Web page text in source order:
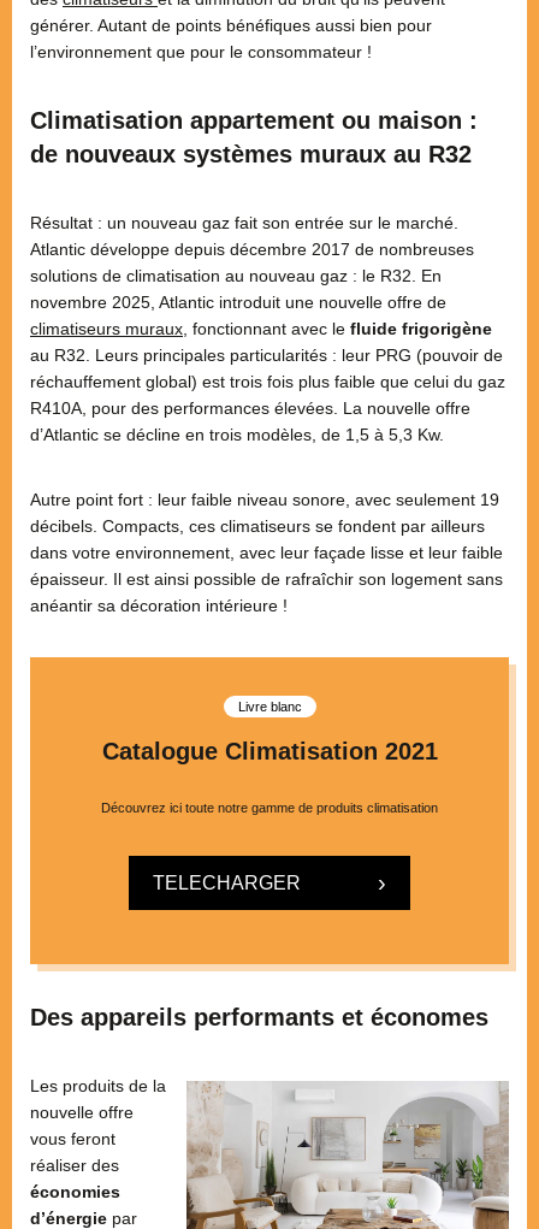
générer. Autant de points bénéfiques aussi bien pour
l’environnement que pour le consommateur !
Climatisation appartement ou maison :
de nouveaux systèmes muraux au R32
Résultat : un nouveau gaz fait son entrée sur le marché.
Atlantic développe depuis décembre 2017 de nombreuses
solutions de climatisation au nouveau gaz : le R32. En
novembre 2025, Atlantic introduit une nouvelle offre de
climatiseurs muraux , fonctionnant avec le fluide frigorigène
au R32. Leurs principales particularités : leur PRG (pouvoir de
réchauffement global) est trois fois plus faible que celui du gaz
R410A, pour des performances élevées. La nouvelle offre
d’Atlantic se décline en trois modèles, de 1,5 à 5,3 Kw.
Autre point fort : leur faible niveau sonore, avec seulement 19
décibels. Compacts, ces climatiseurs se fondent par ailleurs
dans votre environnement, avec leur façade lisse et leur faible
épaisseur. Il est ainsi possible de rafraîchir son logement sans
anéantir sa décoration intérieure !
Livre blanc
Catalogue Climatisation 2021
Découvrez ici toute notre gamme de produits climatisation
TELECHARGER
Des appareils performants et économes
Les produits de la
nouvelle offre
vous feront
réaliser des
économies
d’énergie par